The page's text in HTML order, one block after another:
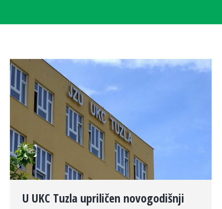
U UKC Tuzla upriličen novogodišnji